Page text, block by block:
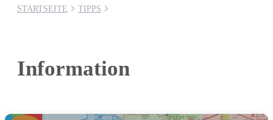
STARTSEITE TIPPS
Information